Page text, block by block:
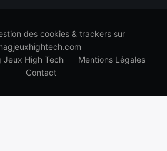
des cookies & trackers sur
Jeux High Tech
Mentions Légales
Contact